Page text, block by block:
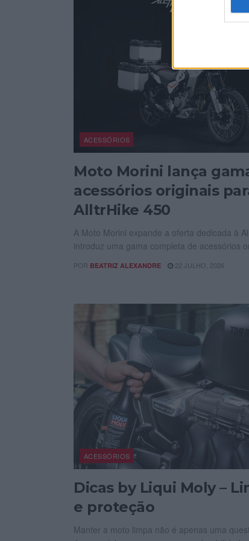
ACESSÓRIOS
Moto Morini lança
acessórios originais
AlltrHike 450
A Moto Morini expande a oferta dedicada à
introduz uma gama completa de acessórios
POR BEATRIZ ALEXANDRE 22 JULHO, 2026
ACESSÓRIOS
Dicas by Liqui Moly –
e proteção
Manter a moto limpa não é apenas uma